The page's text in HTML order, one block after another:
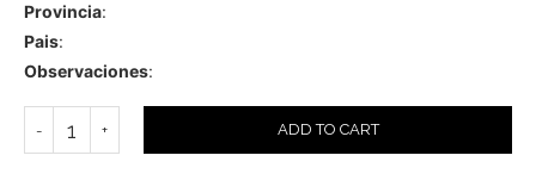
Provincia:
Pais:
Observaciones:
ADD TO CART